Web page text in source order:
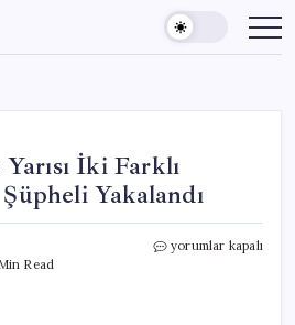
İki Farklı
Şüpheli Yakalandı
Read
Adana’da
yorumlar kapalı